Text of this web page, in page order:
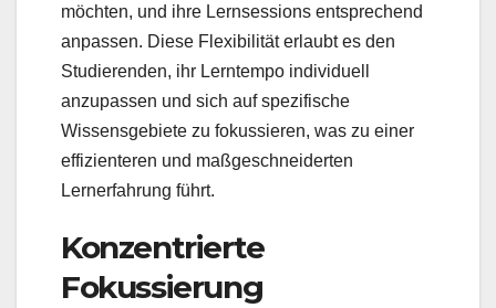
möchten, und ihre Lernsessions entsprechend
anpassen. Diese Flexibilität erlaubt es den
Studierenden, ihr Lerntempo individuell
anzupassen und sich auf spezifische
Wissensgebiete zu fokussieren, was zu einer
effizienteren und maßgeschneiderten
Lernerfahrung führt.
Konzentrierte
Fokussierung